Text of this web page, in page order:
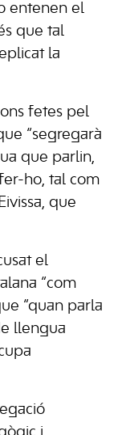
entenen el
que tal
la
fetes pel
“segregarà
que parlin,
ho, tal com
que
el
“com
“quan parla
llengua